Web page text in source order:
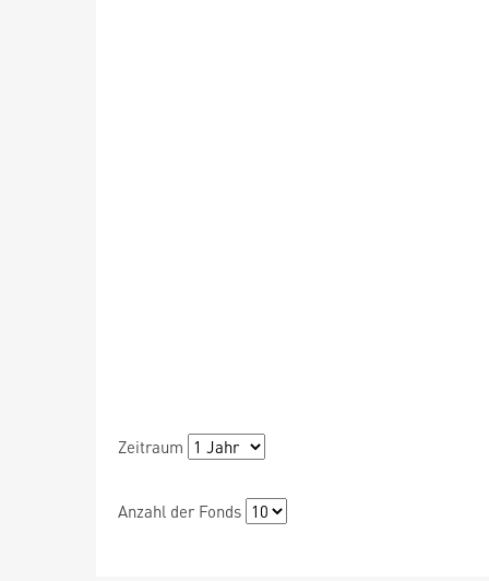
Zeitraum
Anzahl der Fonds